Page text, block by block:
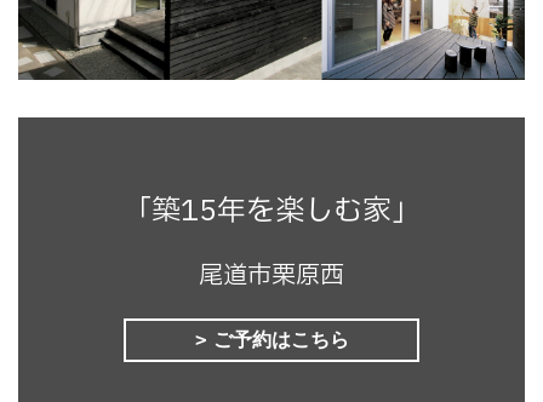
「築15年を楽しむ家」
尾道市栗原西
ご予約はこちら